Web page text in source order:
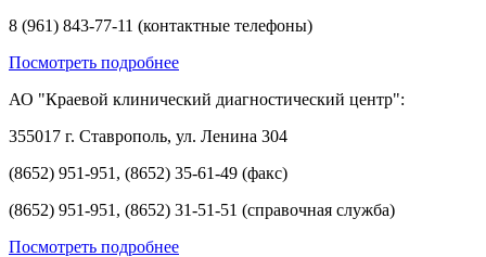
8 (961) 843-77-11 (контактные телефоны)
Посмотреть подробнее
АО "Краевой клинический диагностический центр":
355017 г. Ставрополь, ул. Ленина 304
(8652) 951-951, (8652) 35-61-49 (факс)
(8652) 951-951, (8652) 31-51-51 (справочная служба)
Посмотреть подробнее